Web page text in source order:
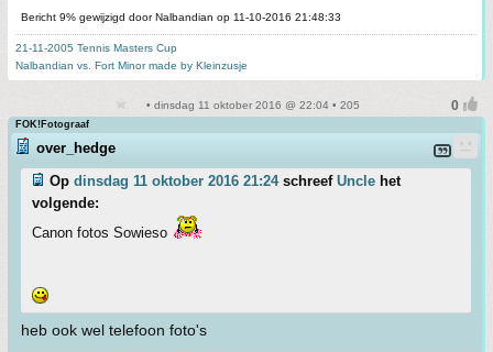
Bericht 9% gewijzigd door Nalbandian op 11-10-2016 21:48:33
21-11-2005 Tennis Masters Cup
Nalbandian vs. Fort Minor made by Kleinzusje
• dinsdag 11 oktober 2016 @ 22:04 • 205
FOK!Fotograaf
over_hedge
Op dinsdag 11 oktober 2016 21:24schreef Uncle het
volgende:
Canon fotos Sowieso
heb ook wel telefoon foto's